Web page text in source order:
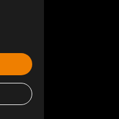
J/M/T-
ERA 6B AQ80-6
001
reserved.